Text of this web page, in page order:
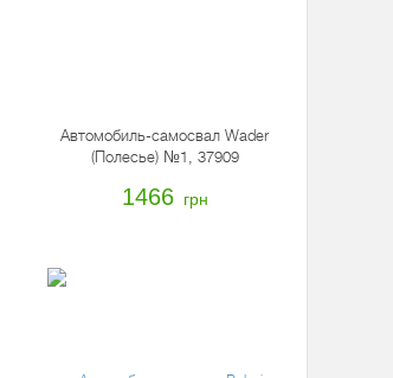
Автомобиль-самосвал Wader
(Полесье) №1, 37909
1466 грн